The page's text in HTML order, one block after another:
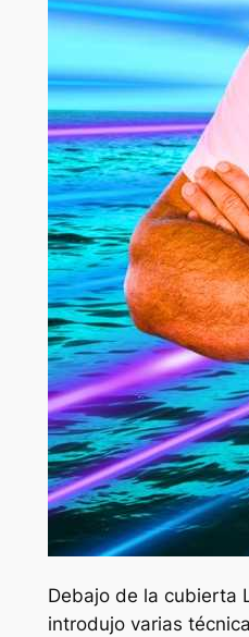
Debajo de la cubierta
introdujo varias